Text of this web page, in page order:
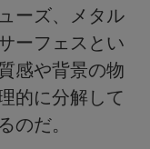
ーズ、メタル
ーフェスとい
感や背景の物
的に分解して
のだ。